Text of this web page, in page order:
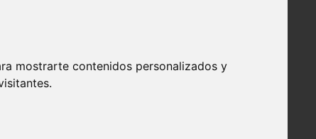
mostrarte contenidos personalizados y